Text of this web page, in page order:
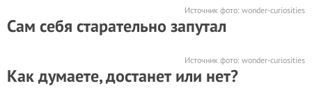
Источник фото: wonder-curiosities
Сам себя старательно запутал
Источник фото: wonder-curiosities
Как думаете, достанет или нет?